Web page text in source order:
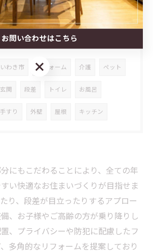
タグ Tags
いわき市 リフォーム 介護 ペット
玄関 段差 トイレ お風呂
手すり 外壁 屋根 キッチン
にもこだわることにより、全ての年
い快適なお住まいづくりが目指せま
り、段差が目立ったりするアプロー
、お子様やご高齢の方が乗り降りし
、プライバシーや防犯に配慮したフ
多角的なリフォームを提案しており
お問い合わせはこちら
お問い合わせはこちら